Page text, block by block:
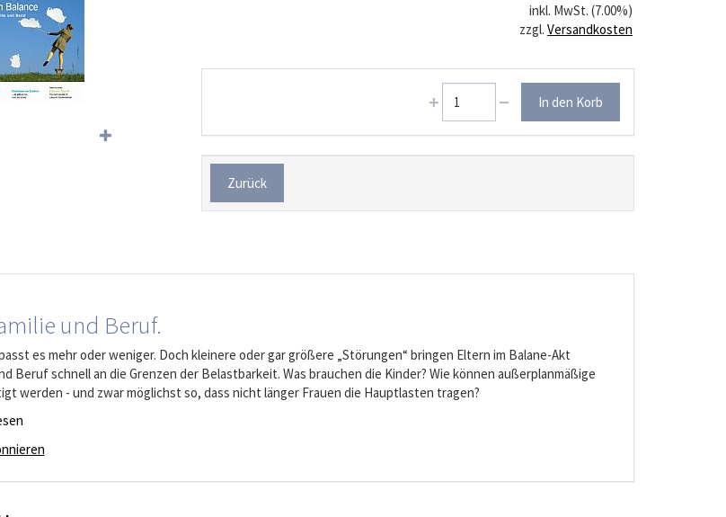
inkl. MwSt. (7.00%)
zzgl. Versandkosten
Zurück
und Beruf.
es mehr oder weniger. Doch kleinere oder gar größere „Störungen“ bringen Eltern im Balane-Akt
Beruf schnell an die Grenzen der Belastbarkeit. Was brauchen die Kinder? Wie können außerplanmäßige
werden - und zwar möglichst so, dass nicht länger Frauen die Hauptlasten tragen?